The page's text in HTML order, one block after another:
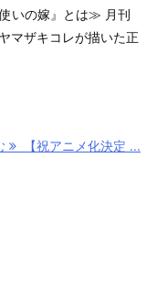
いの嫁』とは≫ 月刊
マザキコレが描いた正
【祝アニメ化決定 ...